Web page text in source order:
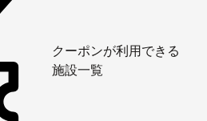
クーポンが利用できる
施設一覧